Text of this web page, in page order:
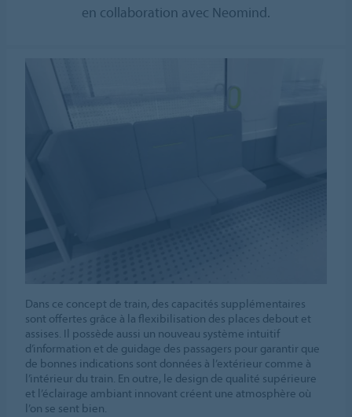
en collaboration avec Neomind.
Dans ce concept de train, des capacités supplémentaires
sont offertes grâce à la flexibilisation des places debout et
assises. Il possède aussi un nouveau système intuitif
d’information et de guidage des passagers pour garantir que
de bonnes indications sont données à l’extérieur comme à
l’intérieur du train. En outre, le design de qualité supérieure
et l’éclairage ambiant innovant créent une atmosphère où
l’on se sent bien.